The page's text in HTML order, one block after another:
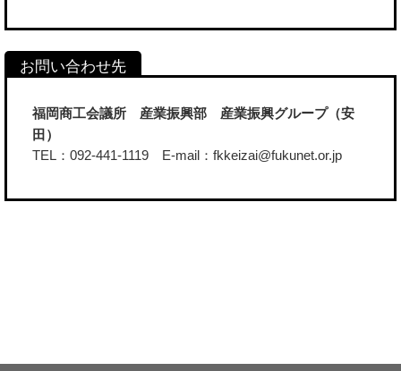
福岡商工会議所 産業振興部 産業振興グループ（安
田）
TEL：092-441-1119 E-mail：fkkeizai@fukunet.or.jp